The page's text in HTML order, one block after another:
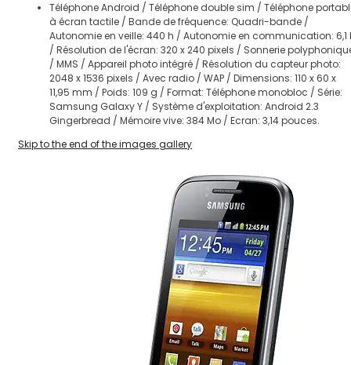
Téléphone Android / Téléphone double sim / Téléphone
à écran tactile / Bande de fréquence: Quadri-bande /
Autonomie en veille: 440 h / Autonomie en communication: 6,1
/ Résolution de l'écran: 320 x 240 pixels / Sonnerie
/ MMS / Appareil photo intégré / Résolution du capteur photo:
2048 x 1536 pixels / Avec radio / WAP / Dimensions: 110 x 60 x
11,95 mm / Poids: 109 g / Format: Téléphone monobloc / Série:
Samsung Galaxy Y / Système d'exploitation: Android 2.3
Gingerbread / Mémoire vive: 384 Mo / Ecran: 3,14 pouces.
Skip to the end of the images gallery